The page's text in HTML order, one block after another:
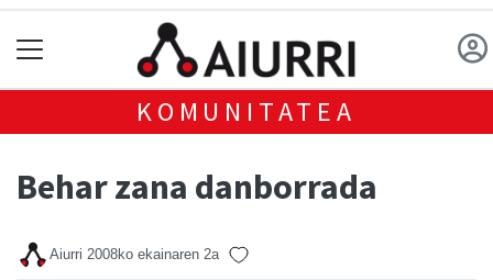
KOMUNITATEA
Behar zana danborrada
Aiurri 2008ko ekainaren 2a